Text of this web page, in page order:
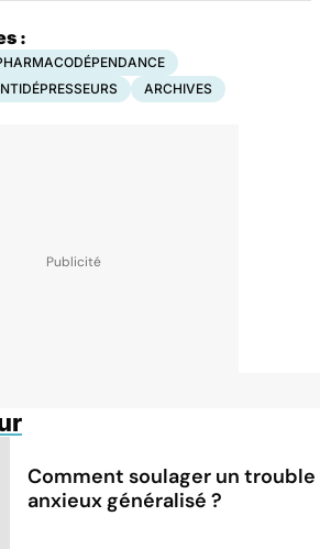
:
ARCHIVES
Comment soulager un trouble
anxieux généralisé ?